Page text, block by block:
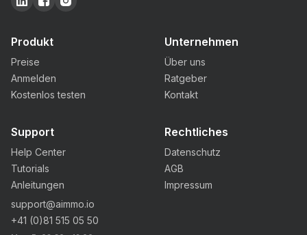
Produkt
Preise
Anmelden
Kostenlos testen
Unternehmen
Über uns
Ratgeber
Kontakt
Support
Help Center
Tutorials
Anleitungen
support@aimmo.io
+41 (0)81 515 05 50
Rechtliches
Datenschutz
AGB
Impressum